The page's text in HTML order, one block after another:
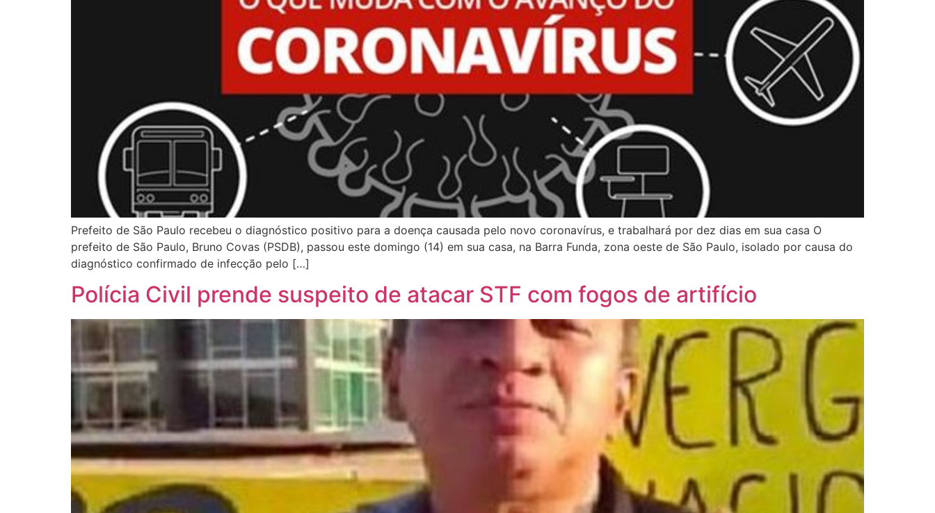
Prefeito de São Paulo recebeu o diagnóstico positivo para a doença causada pelo novo coronavírus, e trabalhará por dez dias em sua casa O
prefeito de São Paulo, Bruno Covas (PSDB), passou este domingo (14) em sua casa, na Barra Funda, zona oeste de São Paulo, isolado por causa do
diagnóstico confirmado de infecção pelo […]
Polícia Civil prende suspeito de atacar STF com fogos de artifício